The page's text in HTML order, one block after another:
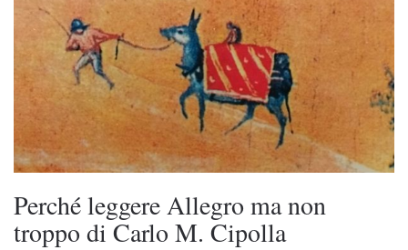
Perché leggere Allegro ma non
troppo di Carlo M. Cipolla